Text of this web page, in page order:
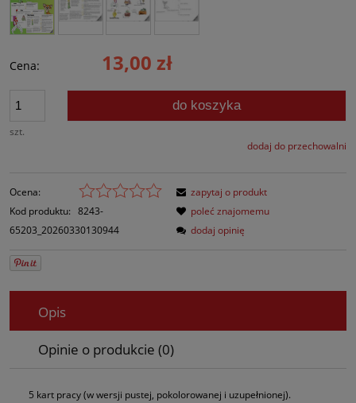
Cena: 13,00 zł
szt.
do koszyka
dodaj do przechowalni
Ocena:
Kod produktu: 8243-
65203_20260330130944
zapytaj o produkt
poleć znajomemu
dodaj opinię
Opis
Opinie o produkcie (0)
5 kart pracy (w wersji pustej, pokolorowanej i uzupełnionej).